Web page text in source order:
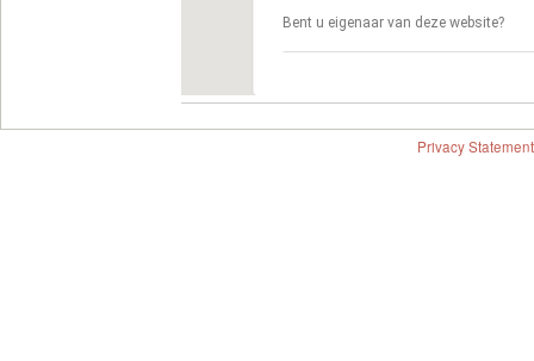
Bent u eigenaar van deze website?
Privacy Statement